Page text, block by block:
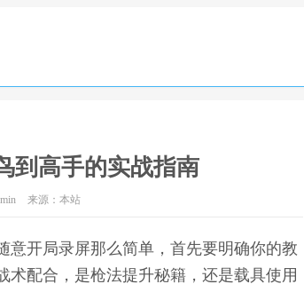
到高手的实战指南
来源：本站
意开局录屏那么简单，首先要明确你的教
配合，是枪法提升秘籍，还是载具使用